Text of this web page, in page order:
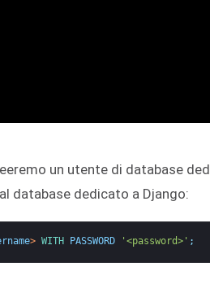
un utente di database
database dedicato a Django:
> WITH PASSWORD '<password>' ;